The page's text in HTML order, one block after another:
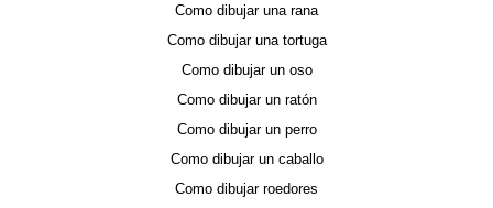
Como dibujar una rana
Como dibujar una tortuga
Como dibujar un oso
Como dibujar un ratón
Como dibujar un perro
Como dibujar un caballo
Como dibujar roedores